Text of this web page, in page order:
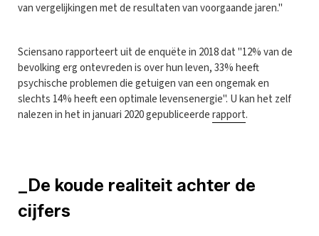
van vergelijkingen met de resultaten van voorgaande jaren."
Sciensano rapporteert uit de enquëte in 2018 dat "12% van de
bevolking erg ontevreden is over hun leven, 33% heeft
psychische problemen die getuigen van een ongemak en
slechts 14% heeft een optimale levensenergie". U kan het zelf
nalezen in het in januari 2020 gepubliceerderapport.
_De koude realiteit achter de
cijfers